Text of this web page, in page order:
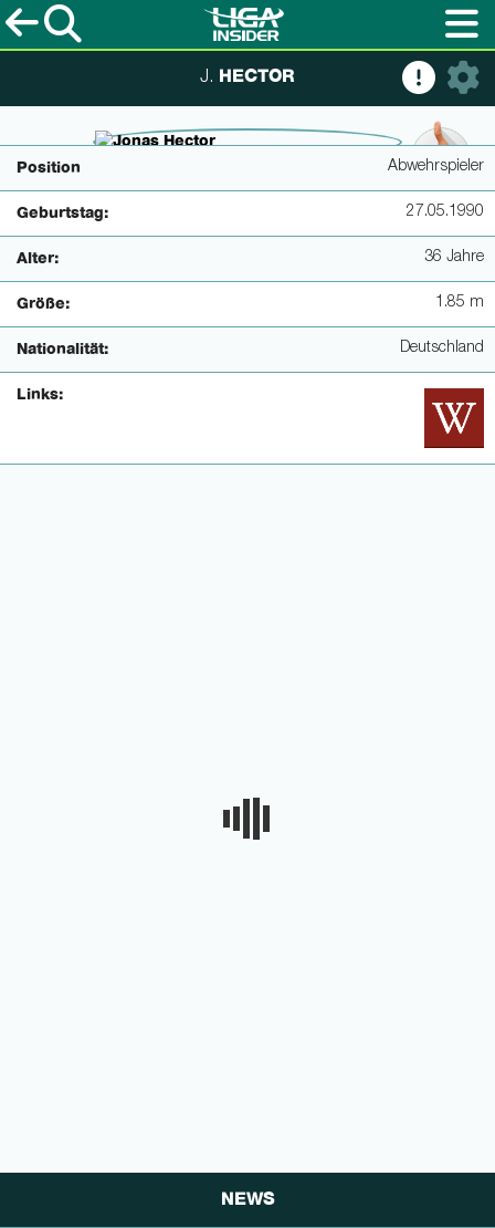
J. HECTOR
© imagoimages / Uwe Kraft
Position Abwehrspieler
Geburtstag: 27.05.1990
Alter: 36 Jahre
Größe: 1.85 m
Nationalität: Deutschland
Links:
NEWS